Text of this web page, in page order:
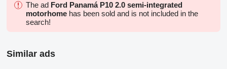
The ad Ford Panamá P10 2.0 semi-integrated
motorhome has been sold and is not included in the
search!
Similar ads